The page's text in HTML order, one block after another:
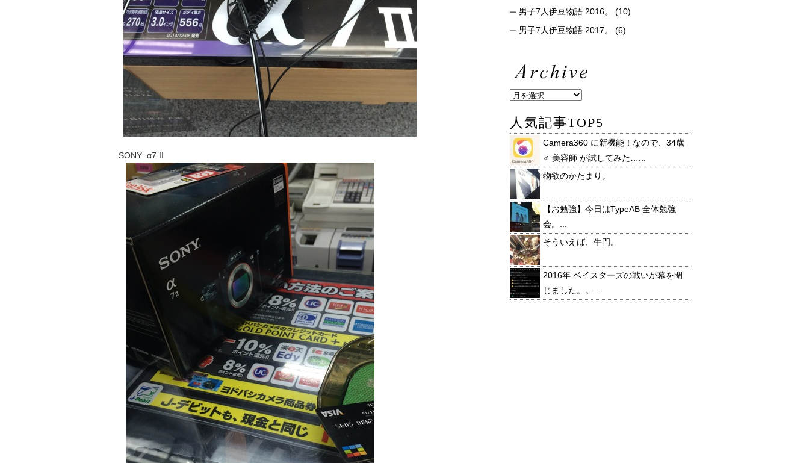
SONY α7 II
男子7人伊豆物語 2016。
(10)
男子7人伊豆物語 2017。
(6)
人気記事TOP5
Camera360 に新機能！なので、34歳
♂ 美容師 が試してみた…...
物欲のかたまり。
【お勉強】今日はTypeAB 全体勉強
会。...
そういえば、牛門。
2016年 ベイスターズの戦いが幕を閉
じました。。...